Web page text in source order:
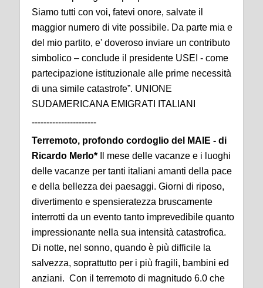
Siamo tutti con voi, fatevi onore, salvate il
maggior numero di vite possibile. Da parte mia e
del mio partito, e' doveroso inviare un contributo
simbolico – conclude il presidente USEI - come
partecipazione istituzionale alle prime necessità
di una simile catastrofe”. UNIONE
SUDAMERICANA EMIGRATI ITALIANI
----------------------
Terremoto, profondo cordoglio del MAIE - di
Ricardo Merlo*
Il mese delle vacanze e i luoghi
delle vacanze per tanti italiani amanti della pace
e della bellezza dei paesaggi. Giorni di riposo,
divertimento e spensieratezza bruscamente
interrotti da un evento tanto imprevedibile quanto
impressionante nella sua intensità catastrofica.
Di notte, nel sonno, quando è più difficile la
salvezza, soprattutto per i più fragili, bambini ed
anziani. Con il terremoto di magnitudo 6.0 che